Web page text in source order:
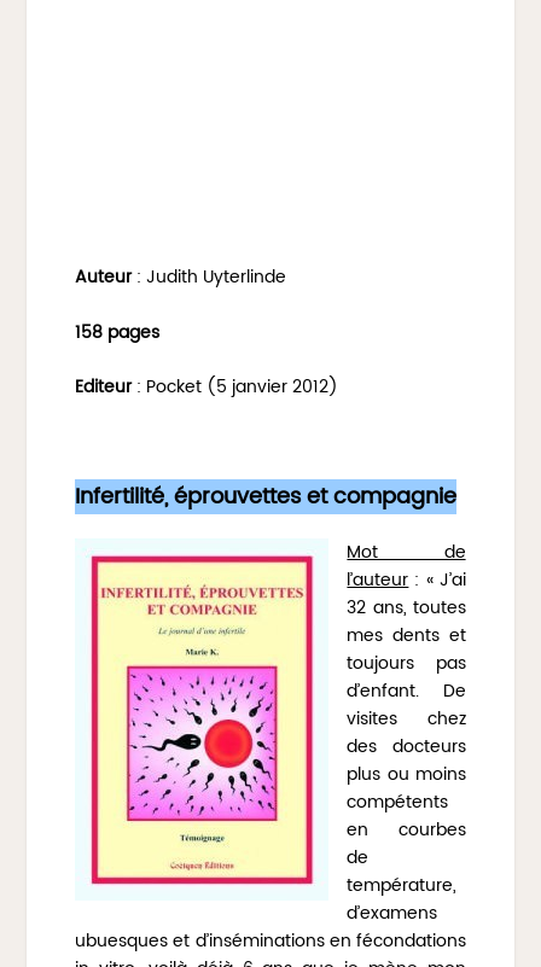
Auteur: Judith Uyterlinde
158 pages
Editeur: Pocket (5 janvier 2012)
Infertilité, éprouvettes et compagnie
Mot de
l’auteur: « J’ai
32 ans, toutes
mes dents et
toujours pas
d’enfant. De
visites chez
des docteurs
plus ou moins
compétents
en courbes
de
température,
d’examens
ubuesques et d’inséminations en fécondations